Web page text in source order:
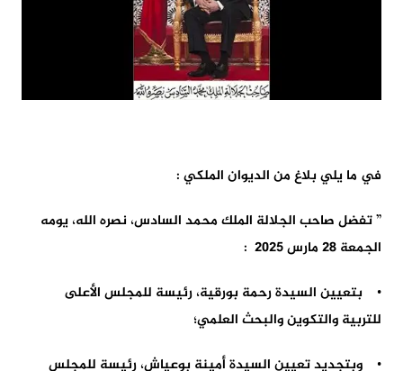
في ما يلي بلاغ من الديوان الملكي :
” تفضل صاحب الجلالة الملك محمد السادس، نصره الله، يومه
الجمعة 28 مارس 2025 :
• بتعيين السيدة رحمة بورقية، رئيسة للمجلس الأعلى
للتربية والتكوين والبحث العلمي؛
• وبتجديد تعيين السيدة أمينة بوعياش، رئيسة للمجلس